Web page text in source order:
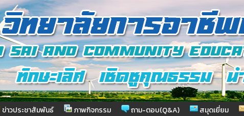
ข่าวประชาสัมพันธ์ ภาพกิจกรรม ถาม-ตอบ(Q&A) สมุดเยี่ยม